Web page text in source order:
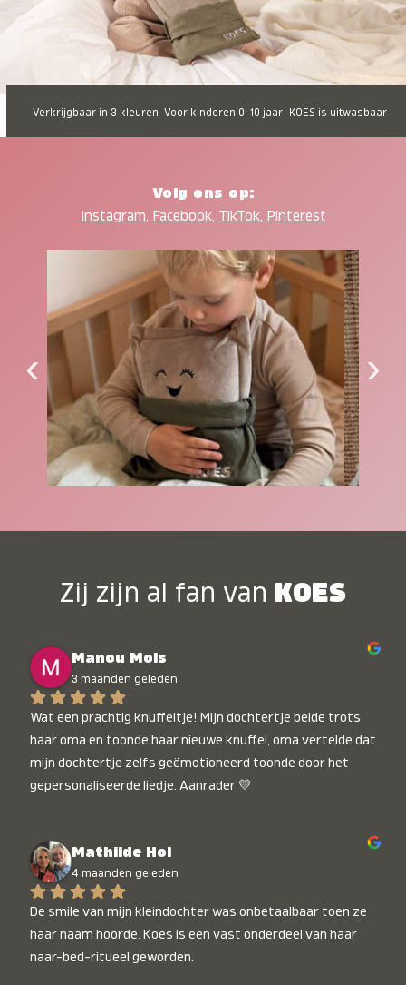
Verkrijgbaar in 3 kleuren Voor kinderen 0-10 jaar KOES is uitwasbaar
Volg ons op:
Instagram, Facebook, TikTok, Pinterest
‹ ›
Zij zijn al fan van KOES
Manou Mols
3 maanden geleden
Wat een prachtig knuffeltje! Mijn dochtertje belde trots
haar oma en toonde haar nieuwe knuffel, oma vertelde dat
mijn dochtertje zelfs geëmotioneerd toonde door het
gepersonaliseerde liedje. Aanrader 💛
Mathilde Hol
4 maanden geleden
De smile van mijn kleindochter was onbetaalbaar toen ze
haar naam hoorde. Koes is een vast onderdeel van haar
naar-bed-ritueel geworden.